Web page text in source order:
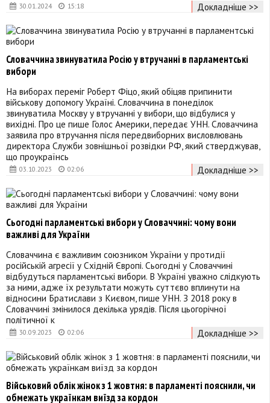
30.01.2024 15:18
Докладніше >>
03.10.2023 02:06
Словаччина звинуватила Росію у втручанні в парламентські
вибори
На виборах переміг Роберт Фіцо, який обіцяв припинити
військову допомогу Україні. Словаччина в понеділок
звинуватила Москву у втручанні у вибори, що відбулися у
вихідні. Про це пише Голос Америки, передає УНН. Словаччина
заявила про втручання після передвиборних висловлювань
директора Служби зовнішньої розвідки РФ, який стверджував,
що проукраїнсь
Докладніше >>
30.09.2023 02:06
Сьогодні парламентські вибори у Словаччині: чому вони
важливі для України
Словаччина є важливим союзником України у протидії
російській агресії у Східній Європі. Сьогодні у Словаччині
відбудуться парламентські вибори. В Україні уважно слідкують
за ними, адже їх результати можуть суттєво вплинути на
відносини Братислави з Києвом, пише УНН. З 2018 року в
Словаччині змінилося декілька урядів. Після цьогорічної
політичної к
Докладніше >>
Військовий облік жінок з 1 жовтня: в парламенті пояснили, чи
обмежать українкам виїзд за кордон